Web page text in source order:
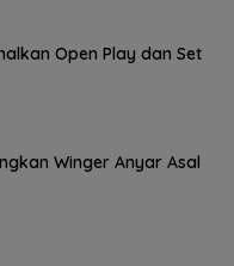
Open Play dan Set
Winger Anyar Asal